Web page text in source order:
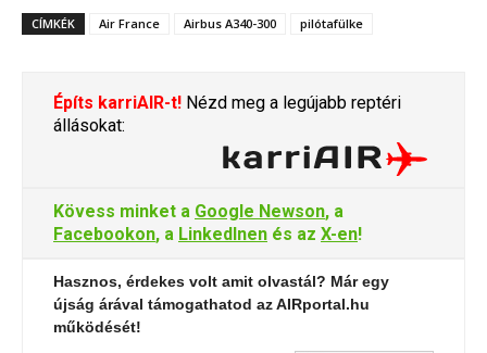
CÍMKÉK Air France Airbus A340-300 pilótafülke
Építs karriAIR-t! Nézd meg a legújabb reptéri
állásokat:
Kövess minket a Google Newson, a
Facebookon, a LinkedInen és az X-en!
Hasznos, érdekes volt amit olvastál? Már egy
újság árával támogathatod az AIRportal.hu
működését!